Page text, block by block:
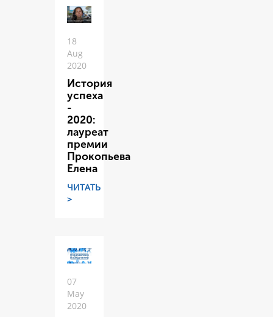
18
Aug
2020
История
успеха
-
2020:
лауреат
премии
Прокопьева
Елена
ЧИТАТЬ
>
07
May
2020